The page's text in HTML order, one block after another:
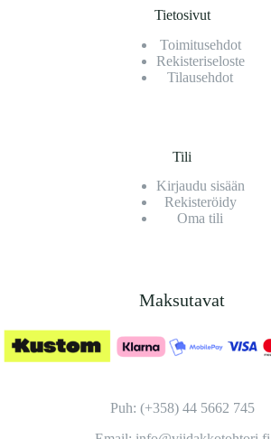
Tietosivut
Toimitusehdot
Rekisteriseloste
Tilausehdot
Tili
Kirjaudu sisään
Rekisteröidy
Oma tili
Maksutavat
Puh: (+358) 44 5662 745